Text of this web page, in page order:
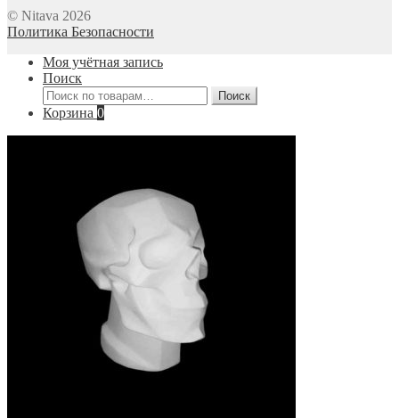
© Nitava 2026
Политика Безопасности
Моя учётная запись
Поиск
Искать:
Поиск
Корзина 0